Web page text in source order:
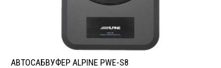
АВТОСАБВУФЕР ALPINE PWE-S8